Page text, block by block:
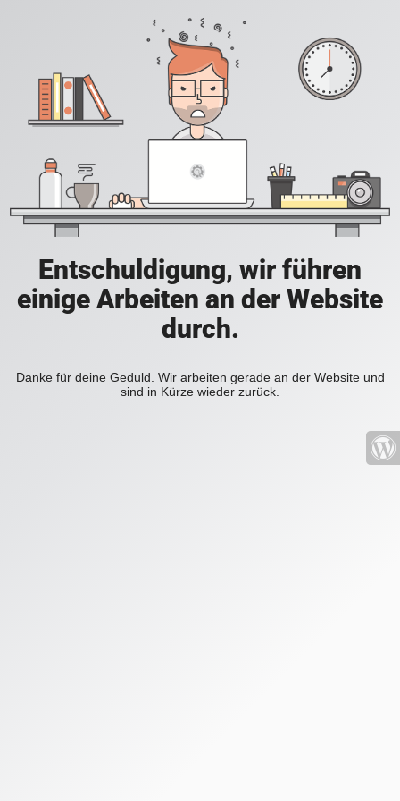
Entschuldigung, wir führen
einige Arbeiten an der Website
durch.
Danke für deine Geduld. Wir arbeiten gerade an der Website und
sind in Kürze wieder zurück.